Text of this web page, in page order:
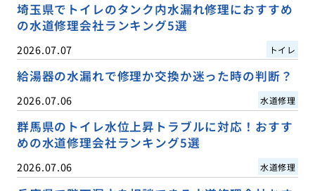
埼玉県でトイレのタンク内水漏れ修理におすすめ
の水道修理会社ランキング5選
2026.07.07 トイレ
給湯器の水漏れで修理か交換か迷った時の判断？
2026.07.06 水道修理
群馬県のトイレ水位上昇トラブルに対応！おすす
めの水道修理会社ランキング5選
2026.07.06 水道修理